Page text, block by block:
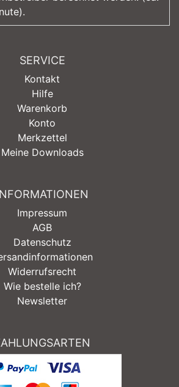
SERVICE
Kontakt
Hilfe
Warenkorb
Konto
Merkzettel
Meine Downloads
Impressum
AGB
Datenschutz
Widerrufsrecht
Wie bestelle ich?
Newsletter